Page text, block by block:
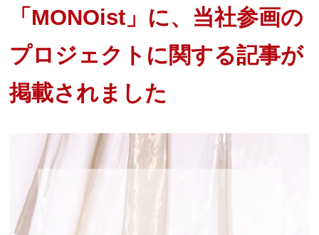
「MONOist」に、当社参画の
プロジェクトに関する記事が
掲載されました